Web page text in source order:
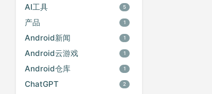
AI工具 5
产品 1
Android新闻 1
Android云游戏 1
Android仓库 1
ChatGPT 2